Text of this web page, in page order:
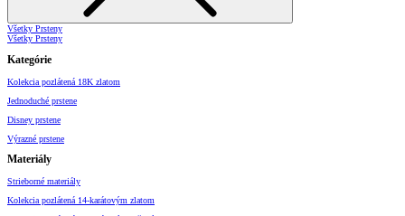
Všetky Prsteny
Všetky Prsteny
Kategórie
Kolekcia pozlátená 18K zlatom
Jednoduché prstene
Disney prstene
Výrazné prstene
Materiály
Strieborné materiály
Kolekcia pozlátená 14-karátovým zlatom